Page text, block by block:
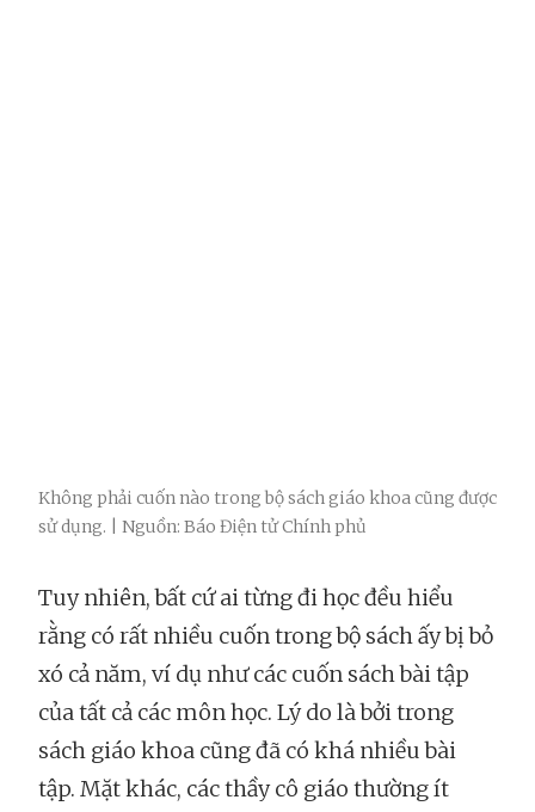
Không phải cuốn nào trong bộ sách giáo khoa cũng được
sử dụng. | Nguồn: Báo Điện tử Chính phủ
Tuy nhiên, bất cứ ai từng đi học đều hiểu
rằng có rất nhiều cuốn trong bộ sách ấy bị bỏ
xó cả năm, ví dụ như các cuốn sách bài tập
của tất cả các môn học. Lý do là bởi trong
sách giáo khoa cũng đã có khá nhiều bài
tập. Mặt khác, các thầy cô giáo thường ít